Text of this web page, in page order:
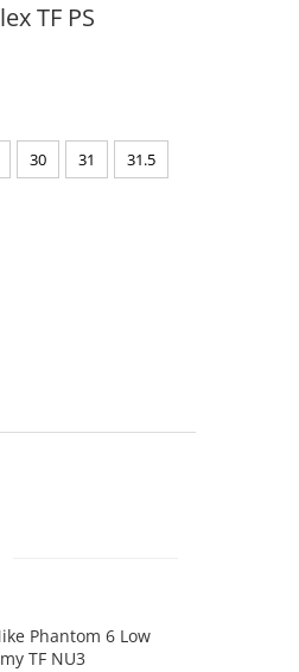
TF PS
30 31 31.5
Phantom 6 Low
TF NU3